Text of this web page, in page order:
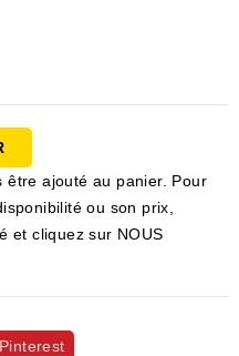
être ajouté au panier. Pour
ou son prix,
et cliquez sur NOUS
Pinterest